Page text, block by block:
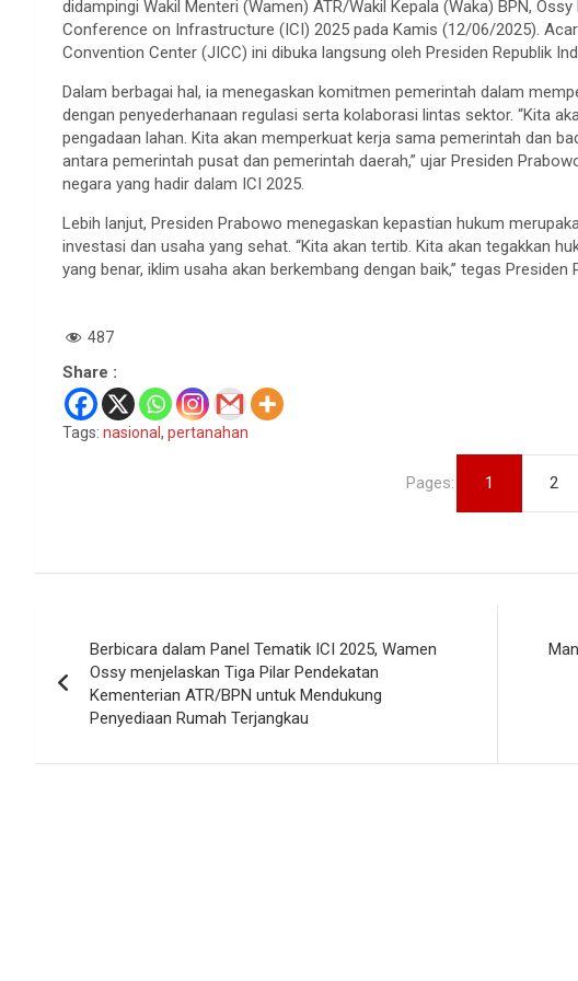
didampingi Wakil Menteri (Wamen) ATR/Wakil Kepala (Waka) BPN,
Conference on Infrastructure (ICI) 2025 pada Kamis (12/06/2025).
Convention Center (JICC) ini dibuka langsung oleh Presiden Republik
Dalam berbagai hal, ia menegaskan komitmen pemerintah dalam
dengan penyederhanaan regulasi serta kolaborasi lintas sektor. “Kita
pengadaan lahan. Kita akan memperkuat kerja sama pemerintah dan
antara pemerintah pusat dan pemerintah daerah,” ujar Presiden
negara yang hadir dalam ICI 2025.
Lebih lanjut, Presiden Prabowo menegaskan kepastian hukum
investasi dan usaha yang sehat. “Kita akan tertib. Kita akan tegakkan
yang benar, iklim usaha akan berkembang dengan baik,” tegas Presiden
487
Share :
Tags: nasional , pertanahan
Pages: 1 2
pos
Berbicara dalam Panel Tematik ICI 2025, Wamen
Ossy menjelaskan Tiga Pilar Pendekatan
Kementerian ATR/BPN untuk Mendukung
Penyediaan Rumah Terjangkau